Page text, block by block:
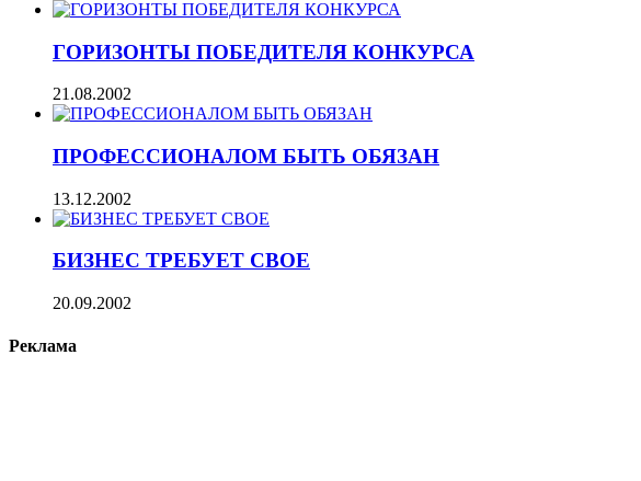
ГОРИЗОНТЫ ПОБЕДИТЕЛЯ КОНКУРСА
21.08.2002
ПРОФЕССИОНАЛОМ БЫТЬ ОБЯЗАН
13.12.2002
БИЗНЕС ТРЕБУЕТ СВОЕ
20.09.2002
Реклама